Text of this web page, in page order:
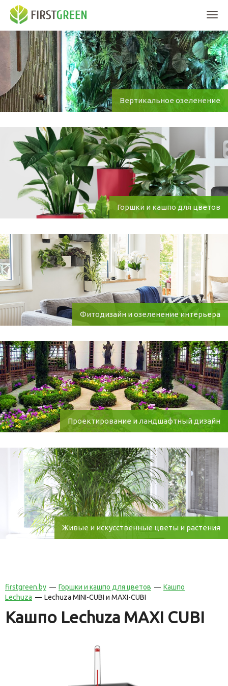
Вертикальное озеленение
Горшки и кашпо для цветов
Фитодизайн и озеленение интерьера
Проектирование и ландшафтный дизайн
Живые и искусственные цветы и растения
firstgreen.by Горшки и кашпо для цветов
Кашпо
Lechuza
Lechuza MINI-CUBI и MAXI-CUBI
Кашпо Lechuza MAXI CUBI